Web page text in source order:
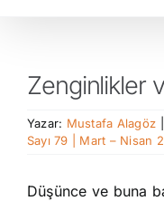
Zenginlikler
Yazar: Mustafa Alagöz
Sayı 79 | Mart – Nisan
Düşünce ve buna